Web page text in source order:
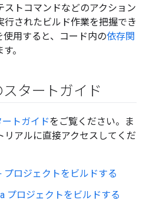
ストコマンドなどのアクション
行されたビルド作業を把握でき
使用すると、コード内の依存関
。
タートガイド
ートガイドをご覧ください。ま
リアルに直接アクセスしてくだ
プロジェクトをビルドする
プロジェクトをビルドする